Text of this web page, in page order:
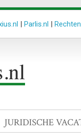
| Parlis.nl |
JURIDISCHE